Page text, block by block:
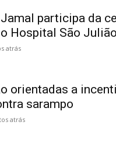
participa da
Hospital São Julião
atrás
orientadas a
sarampo
atrás